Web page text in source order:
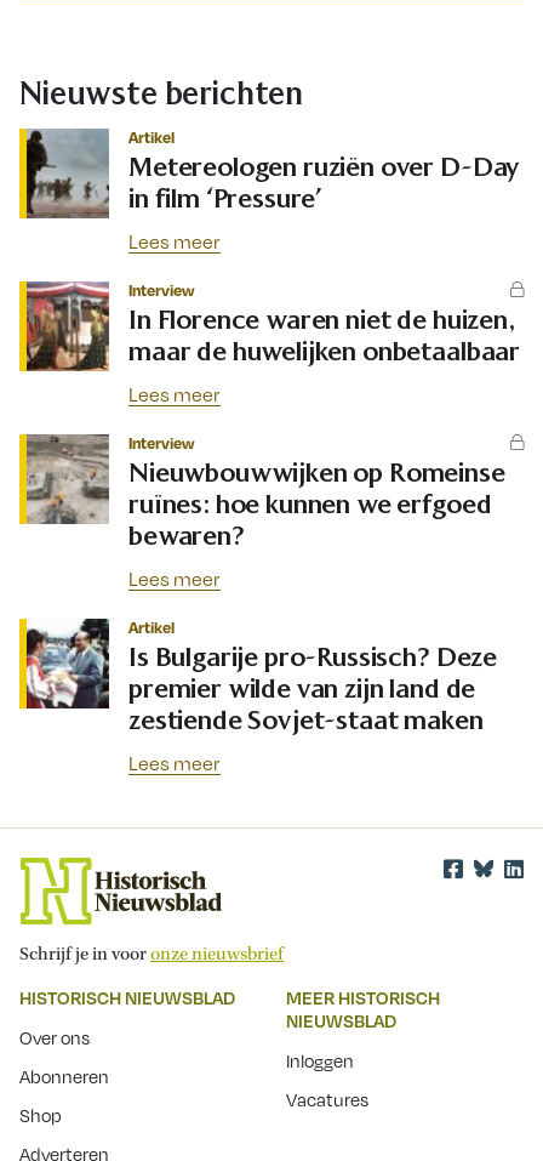
Nieuwste berichten
Artikel
Metereologen ruziën over D-Day
in film ‘Pressure’
Lees meer
Interview
In Florence waren niet de huizen,
maar de huwelijken onbetaalbaar
Lees meer
Interview
Nieuwbouwwijken op Romeinse
ruïnes: hoe kunnen we erfgoed
bewaren?
Lees meer
Artikel
Is Bulgarije pro-Russisch? Deze
premier wilde van zijn land de
zestiende Sovjet-staat maken
Lees meer
Schrijf je in vooronze nieuwsbrief
HISTORISCH NIEUWSBLAD
Over ons
Abonneren
Shop
Adverteren
MEER HISTORISCH
NIEUWSBLAD
Inloggen
Vacatures